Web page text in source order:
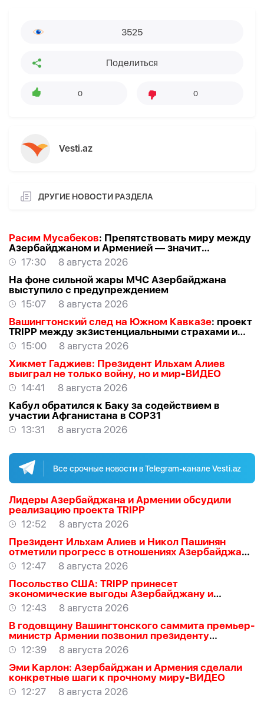
3525
Поделиться
0 0
Vesti.az
ДРУГИЕ НОВОСТИ РАЗДЕЛА
Расим Мусабеков: Препятствовать миру между
Азербайджаном и Арменией — значит
создавать проблемы самим себе -
17:30
8 августа 2026
На фоне сильной жары МЧС Азербайджана
выступило с предупреждением
15:07
8 августа 2026
Вашингтонский след на Южном Кавказе: проект
TRIPР между экзистенциальными страхами и
прагматичными интересами -
АЛЛАХВЕРАНОВ
15:00
8 августа 2026
Хикмет Гаджиев: Президент Ильхам Алиев
выиграл не только войну, но и мир-ВИДЕО
14:41
8 августа 2026
Кабул обратился к Баку за содействием в
участии Афганистана в COP31
13:31
8 августа 2026
Все срочные новости в Telegram-канале Vesti.az
Лидеры Азербайджана и Армении обсудили
реализацию проекта TRIPP
12:52
8 августа 2026
Президент Ильхам Алиев и Никол Пашинян
отметили прогресс в отношениях Азербайджана
и Армении
12:47
8 августа 2026
Посольство США: TRIPP принесет
экономические выгоды Азербайджану и
региону
12:43
8 августа 2026
В годовщину Вашингтонского саммита премьер-
министр Армении позвонил президенту
Азербайджана Ильхаму Алиеву
12:39
8 августа 2026
Эми Карлон: Азербайджан и Армения сделали
конкретные шаги к прочному миру-ВИДЕО
12:27
8 августа 2026